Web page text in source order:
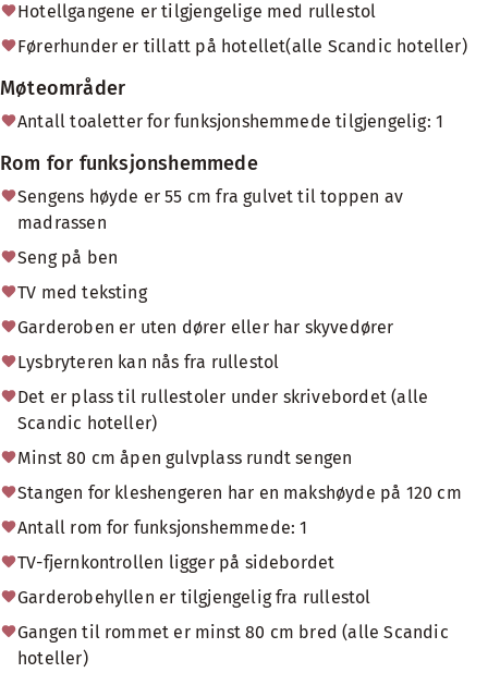
Hotellgangene er tilgjengelige med rullestol
Førerhunder er tillatt på hotellet(alle Scandic hoteller)
Møteområder
Antall toaletter for funksjonshemmede tilgjengelig: 1
Rom for funksjonshemmede
Sengens høyde er 55 cm fra gulvet til toppen av
madrassen
Seng på ben
TV med teksting
Garderoben er uten dører eller har skyvedører
Lysbryteren kan nås fra rullestol
Det er plass til rullestoler under skrivebordet (alle
Scandic hoteller)
Minst 80 cm åpen gulvplass rundt sengen
Stangen for kleshengeren har en makshøyde på 120 cm
Antall rom for funksjonshemmede: 1
TV-fjernkontrollen ligger på sidebordet
Garderobehyllen er tilgjengelig fra rullestol
Gangen til rommet er minst 80 cm bred (alle Scandic
hoteller)